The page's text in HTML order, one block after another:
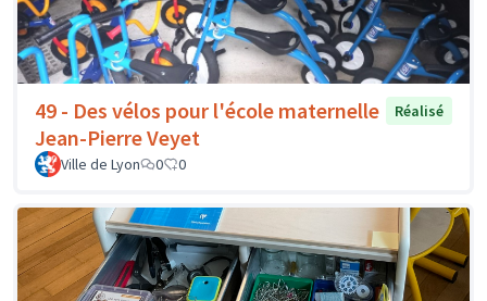
49 - Des vélos pour l'école maternelle
Jean-Pierre Veyet
Réalisé
Ville de Lyon 0 0